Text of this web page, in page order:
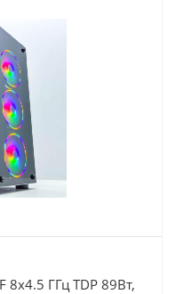
8x4.5 ГГц TDP 89Вт,